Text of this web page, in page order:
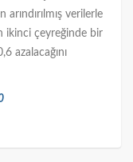
verilerle
ikinci çeyreğinde bir
azalacağını